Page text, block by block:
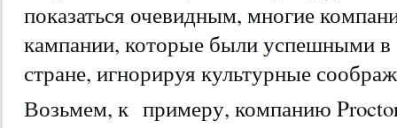
показаться очевидным, многие
кампании, которые были успешными в
стране, игнорируя культурные
Возьмем, к примеру, компанию